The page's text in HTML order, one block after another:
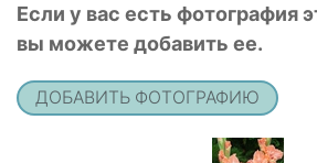
Если у вас есть фотография
вы можете добавить ее.
ДОБАВИТЬ ФОТОГРАФИЮ